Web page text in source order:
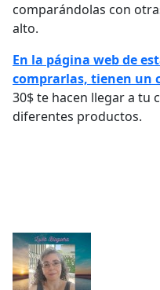
comparándolas con
alto.
En la página web de
comprarlas, tienen un
30$ te hacen llegar a tu
diferentes productos.